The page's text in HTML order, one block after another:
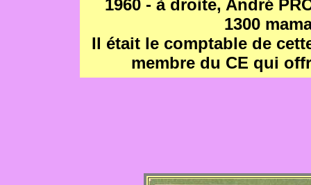
1960 - à droite, André
1300
Il était le comptable de
membre du CE qui